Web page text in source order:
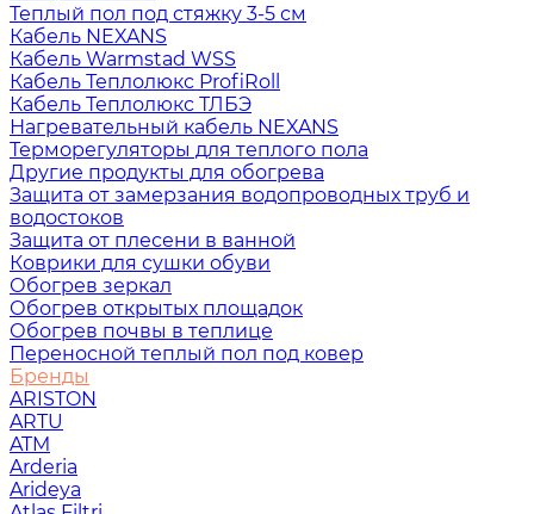
Теплый пол под стяжку 3-5 см
Кабель NEXANS
Кабель Warmstad WSS
Кабель Теплолюкс ProfiRoll
Кабель Теплолюкс ТЛБЭ
Нагревательный кабель NEXANS
Терморегуляторы для теплого пола
Другие продукты для обогрева
Защита от замерзания водопроводных труб и
водостоков
Защита от плесени в ванной
Коврики для сушки обуви
Обогрев зеркал
Обогрев открытых площадок
Обогрев почвы в теплице
Переносной теплый пол под ковер
Бренды
ARISTON
ARTU
ATM
Arderia
Arideya